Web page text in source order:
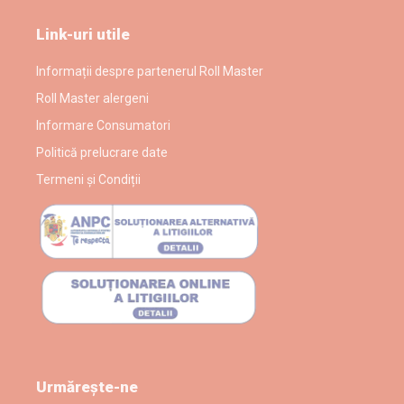
Link-uri utile
Informații despre partenerul Roll Master
Roll Master alergeni
Informare Consumatori
Politică prelucrare date
Termeni și Condiții
Urmărește-ne